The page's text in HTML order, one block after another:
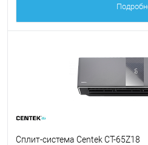
Сплит-система Centek CT-65Z18